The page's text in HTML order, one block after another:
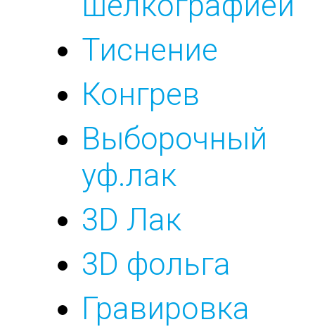
Тиснение
Конгрев
Выборочный
уф.лак
3D Лак
3D фольга
Гравировка